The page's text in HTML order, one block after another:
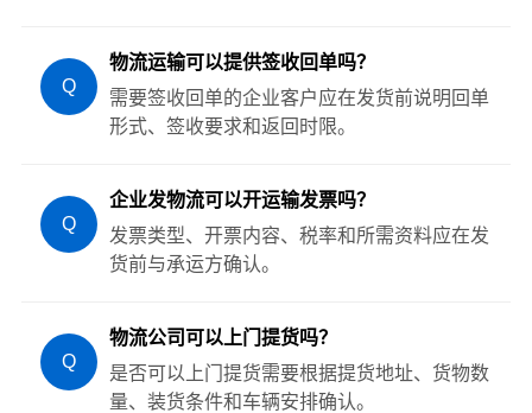
Q
物流运输可以提供签收回单吗？
需要签收回单的企业客户应在发货前说明回单
形式、签收要求和返回时限。
Q
企业发物流可以开运输发票吗？
发票类型、开票内容、税率和所需资料应在发
货前与承运方确认。
Q
物流公司可以上门提货吗？
是否可以上门提货需要根据提货地址、货物数
量、装货条件和车辆安排确认。